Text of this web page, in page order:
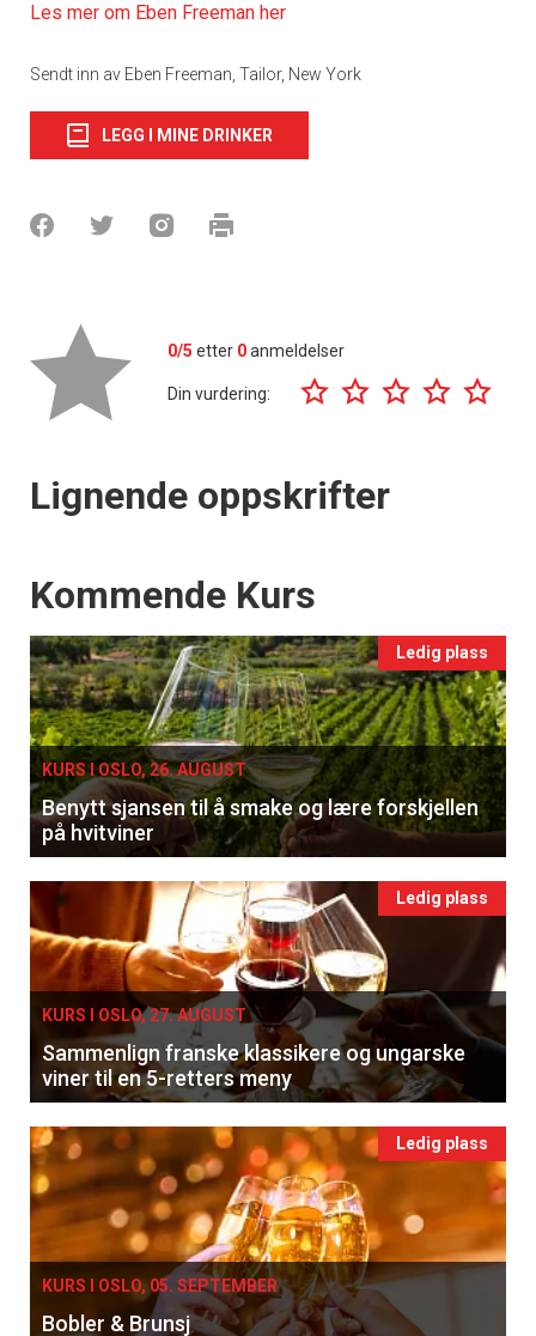
Les mer om Eben Freeman her
Sendt inn av Eben Freeman, Tailor, New York
LEGG I MINE DRINKER
0/5 etter 0anmeldelser
Din vurdering:
Lignende oppskrifter
Events
Kommende Kurs
Ledig plass
KURS I OSLO, 26. AUGUST
Benytt sjansen til å smake og lære forskjellen
på hvitviner
Ledig plass
KURS I OSLO, 27. AUGUST
Sammenlign franske klassikere og ungarske
viner til en 5-retters meny
Ledig plass
KURS I OSLO, 05. SEPTEMBER
Bobler & Brunsj